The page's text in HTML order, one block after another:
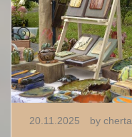
20.11.2025 by cherta